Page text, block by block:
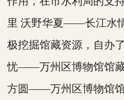
里 沃野华夏——长江水
极挖掘馆藏资源，自办
忧——万州区博物馆馆
方圆——万州区博物馆